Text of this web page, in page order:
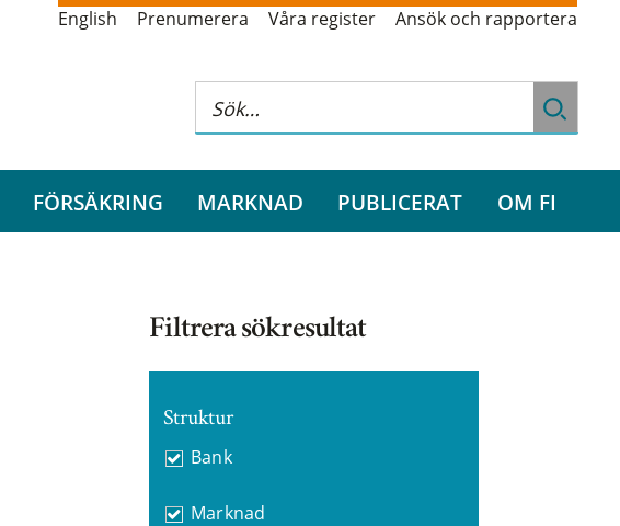
English Prenumerera Våra register Ansök och rapportera
FÖRSÄKRING MARKNAD PUBLICERAT OM FI
Filtrera sökresultat
Struktur
Bank
Marknad